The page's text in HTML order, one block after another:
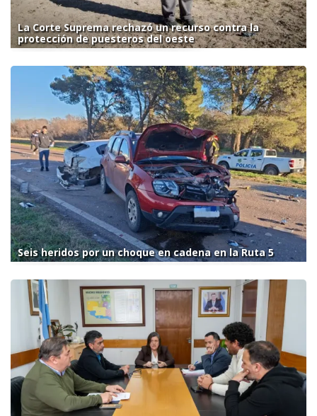
La Corte Suprema rechazó un recurso contra la
protección de puesteros del oeste
Seis heridos por un choque en cadena en la Ruta 5